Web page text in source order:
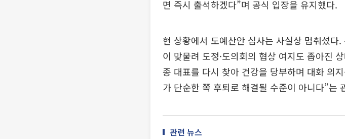
면 즉시 출석하겠다”며 공식 입장을 유지했다.
현 상황에서 도예산안 심사는 사실상 멈춰섰다
이 맞물려 도정·도의회의 협상 여지도 좁아진
종 대표를 다시 찾아 건강을 당부하며 대화 의
가 단순한 쪽 후퇴로 해결될 수준이 아니다”는
관련 뉴스